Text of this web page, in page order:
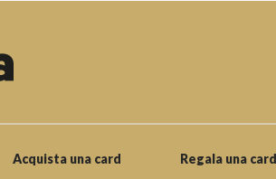
Acquista una card Regala una card